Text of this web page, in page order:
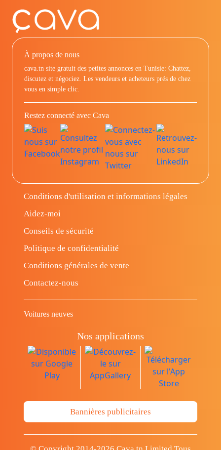
À propos de nous
cava.tn site gratuit des petites annonces en Tunisie: Chattez,
discutez et négociez. Les vendeurs et acheteurs prés de chez
vous en simple clic.
Restez connecté avec Cava
Conditions d'utilisation et informations légales
Aidez-moi
Conseils de sécurité
Politique de confidentialité
Conditions générales de vente
Contactez-nous
Voitures neuves
Nos applications
Bannières publicitaires